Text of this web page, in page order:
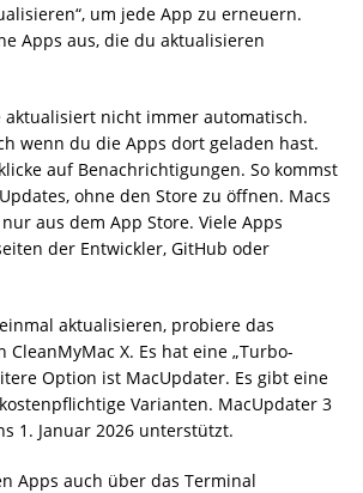
um jede App zu erneuern.
Apps aus, die du aktualisieren
aktualisiert nicht immer automatisch.
wenn du die Apps dort geladen hast.
auf Benachrichtigungen. So kommst
ohne den Store zu öffnen. Macs
aus dem App Store. Viele Apps
der Entwickler, GitHub oder
aktualisieren, probiere das
X. Es hat eine „Turbo-
Option ist MacUpdater. Es gibt eine
Varianten. MacUpdater 3
1. Januar 2026 unterstützt.
Apps auch über das Terminal